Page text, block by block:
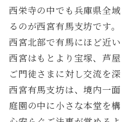
西栄寺の中でも兵庫県全
るのが西宮有馬支坊です。
西宮北部で有馬にほど近
西宮はもとより宝塚、芦
ご門徒さまに対し交流を深
西宮有馬支坊は、境内一
庭園の中に小さな本堂を構